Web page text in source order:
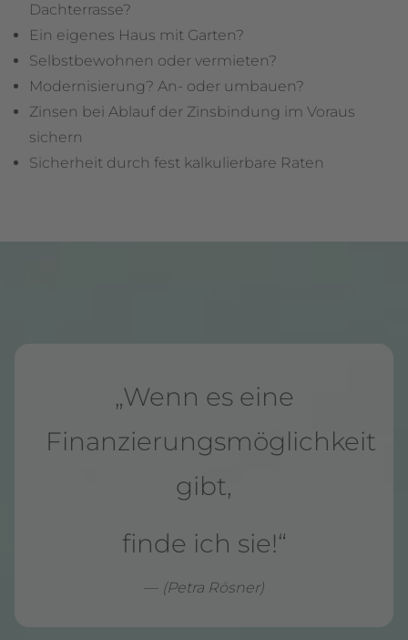
Dachterrasse?
Ein eigenes Haus mit Garten?
Selbstbewohnen oder vermieten?
Modernisierung? An- oder umbauen?
Zinsen bei Ablauf der Zinsbindung im Voraus
sichern
Sicherheit durch fest kalkulierbare Raten
„Wenn es eine
Finanzierungsmöglichkeit
gibt,
finde ich sie!“
— (Petra Rösner)